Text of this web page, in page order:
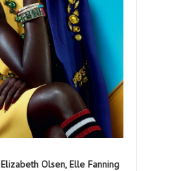
Elizabeth Olsen, Elle Fanning